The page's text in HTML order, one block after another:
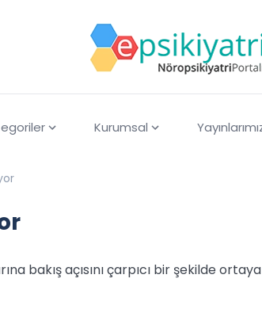
Kurumsal
bakış açısını çarpıcı bir şekilde